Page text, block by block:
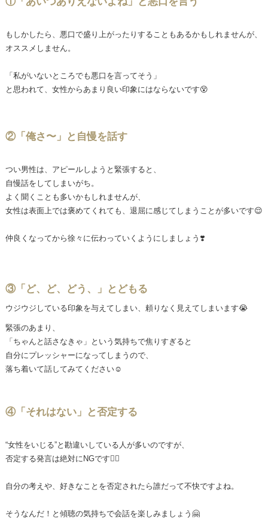
もしかしたら、悪口で盛り上がったりすることもあるかもしれませんが、
オススメしません。
「私がいないところでも悪口を言ってそう」
と思われて、女性からあまり良い印象にはならないです😵
②「俺さ〜」と自慢を話す
つい男性は、アピールしようと緊張すると、
自慢話をしてしまいがち。
よく聞くことも多いかもしれませんが、
女性は表面上では褒めてくれても、退屈に感じてしまうことが多いです😌
仲良くなってから徐々に伝わっていくようにしましょう❣️
③「ど、ど、どう、」とどもる
ウジウジしている印象を与えてしまい、頼りなく見えてしまいます😭
緊張のあまり、
「ちゃんと話さなきゃ」という気持ちで焦りすぎると
自分にプレッシャーになってしまうので、
落ち着いて話してみてください☺️
④「それはない」と否定する
“女性をいじる”と勘違いしている人が多いのですが、
否定する発言は絶対にNGです🙅‍♀️
自分の考えや、好きなことを否定されたら誰だって不快ですよね。
そうなんだ！と傾聴の気持ちで会話を楽しみましょう🤗